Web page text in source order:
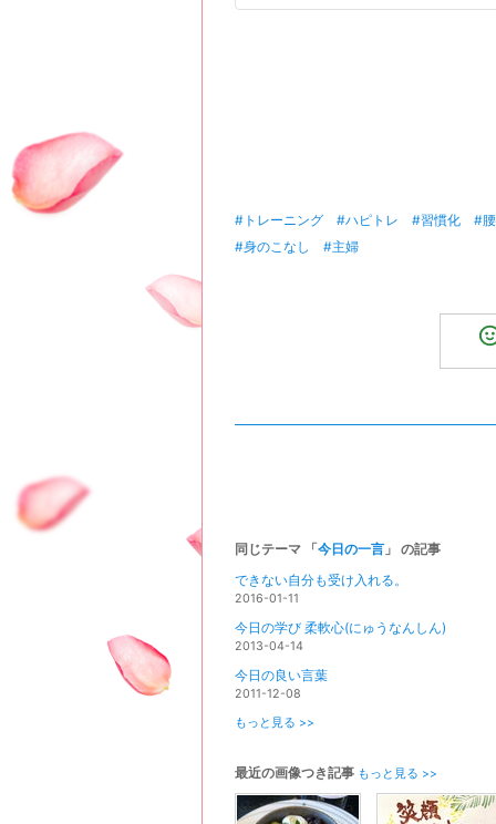
#トレーニング #ハピトレ #習慣化
#
#身のこなし
#主婦
同じテーマ 「今日の一言 」 の記事
できない自分も受け入れる。
2016-01-11
今日の学び 柔軟心(にゅうなんしん)
2013-04-14
今日の良い言葉
2011-12-08
もっと見る >>
最近の画像つき記事 もっと見る >>